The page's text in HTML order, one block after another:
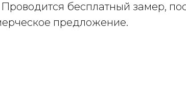
бесплатный замер,
предложение.